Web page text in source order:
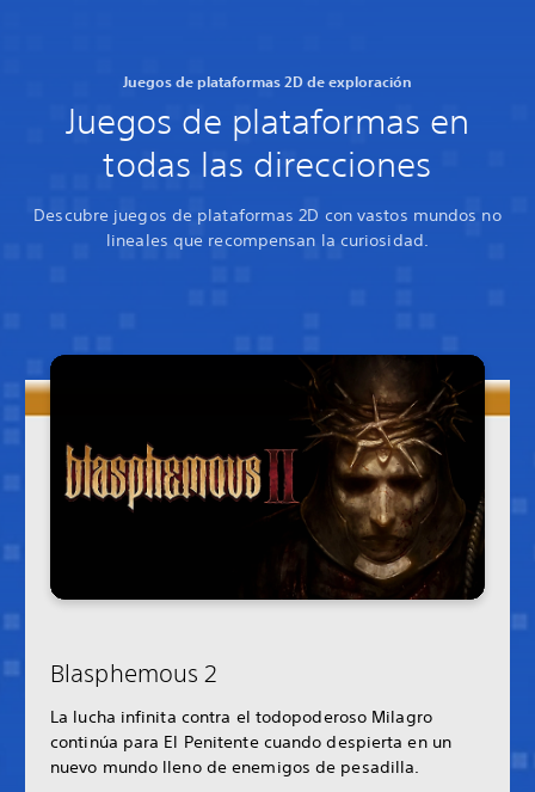
Juegos de plataformas 2D de exploración
Juegos de plataformas en
todas las direcciones
Descubre juegos de plataformas 2D con vastos mundos no
lineales que recompensan la curiosidad.
Blasphemous 2
La lucha infinita contra el todopoderoso Milagro
continúa para El Penitente cuando despierta en un
nuevo mundo lleno de enemigos de pesadilla.